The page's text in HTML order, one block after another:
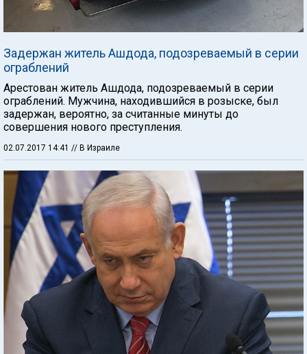
Задержан житель Ашдода, подозреваемый в серии
ограблений
Арестован житель Ашдода, подозреваемый в серии
ограблений. Мужчина, находившийся в розыске, был
задержан, вероятно, за считанные минуты до
совершения нового преступления.
02.07.2017 14:41 // В Израиле